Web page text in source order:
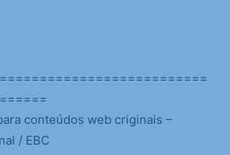
conteúdos web criginais –
/ EBC